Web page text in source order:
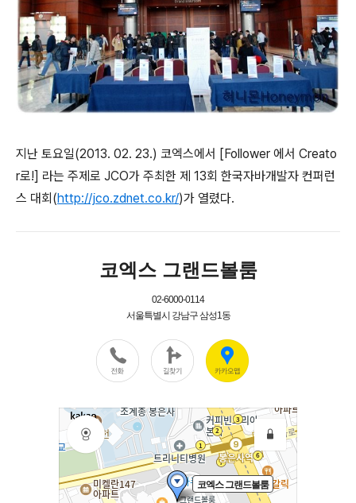
지난 토요일(2013. 02. 23.) 코엑스에서 [Follower 에서 Creato
r로!] 라는 주제로 JCO가 주최한 제 13회 한국자바개발자 컨퍼런
스 대회(http://jco.zdnet.co.kr/)가 열렸다.